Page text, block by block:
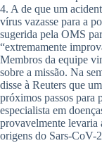
4. A de que um
vírus vazasse para a
sugerida pela OMS
“extremamente
Membros da equipe
sobre a missão. Na
disse à Reuters que
próximos passos para
especialista em
provavelmente levaria
origens do Sars-CoV-